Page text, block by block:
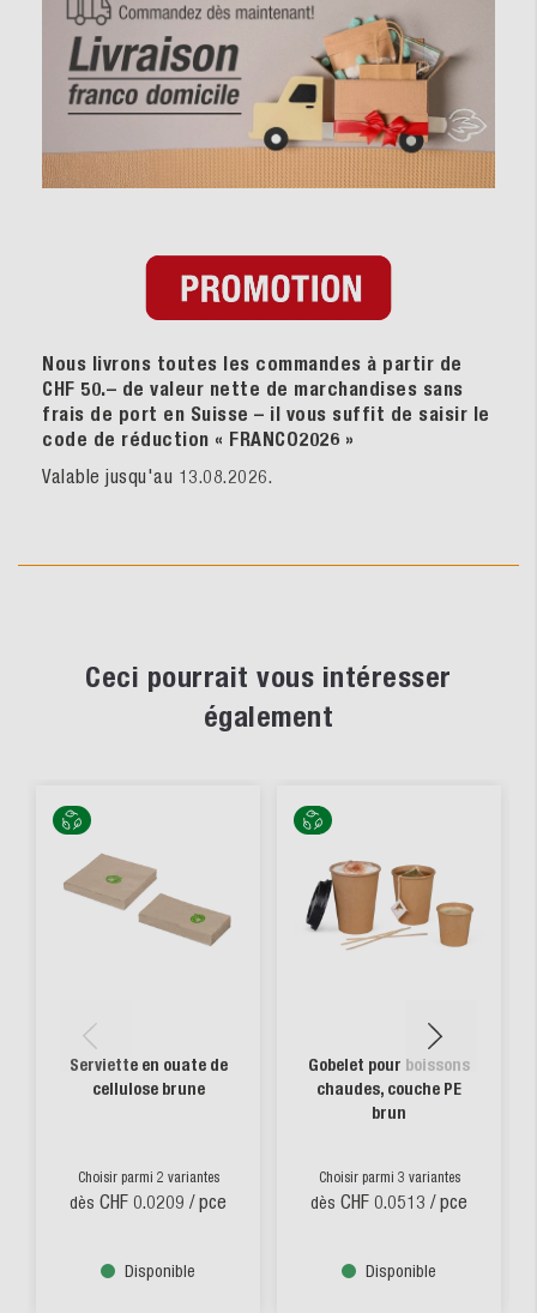
Nous livrons toutes les commandes à partir de
CHF 50.– de valeur nette de marchandises sans
frais de port en Suisse – il vous suffit de saisir le
code de réduction « FRANCO2026 »
Valable jusqu'au 13.08.2026.
Ceci pourrait vous intéresser
également
Serviette en ouate de
cellulose brune
Choisir parmi 2 variantes
dès CHF 0.0209 / pce
Disponible
Gobelet pour boissons
chaudes, couche PE
brun
Choisir parmi 3 variantes
dès CHF 0.0513 / pce
Disponible